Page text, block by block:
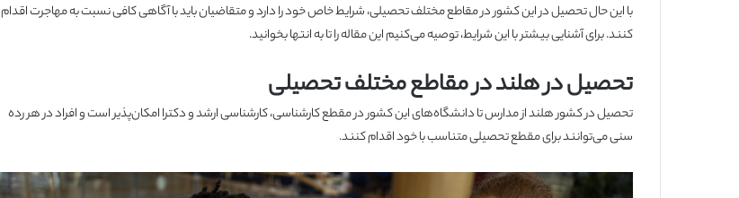
با این حال تحصیل در این کشور در مقاطع مختلف تحصیلی، شرایط خاص خود را دارد و متقاضیان باید با آگاهی کافی نسبت به مهاجرت اقدام
کنند. برای آشنایی بیشتر با این شرایط، توصیه می‌کنیم این مقاله را تا به انتها بخوانید.
تحصیل در هلند در مقاطع مختلف تحصیلی
تحصیل در کشور هلند از مدارس تا دانشگاه‌های این کشور در مقطع کارشناسی، کارشناسی ارشد و دکترا امکان‌پذیر است و افراد در هر رده
سنی می‌توانند برای مقطع تحصیلی متناسب با خود اقدام کنند.